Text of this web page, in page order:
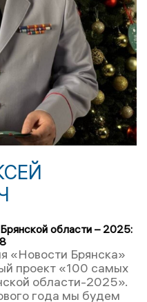
области – 2025:
«Новости Брянска»
проект «100 самых
области-2025».
года мы будем